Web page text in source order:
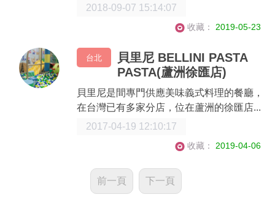
2018-09-07 15:14:07
收藏： 2019-05-23
台北
貝里尼 BELLINI PASTA
PASTA(蘆洲徐匯店)
貝里尼是間專門供應美味義式料理的餐廳，
在台灣已有多家分店，位在蘆洲的徐匯店...
2017-04-19 12:10:17
收藏： 2019-04-06
前一頁 下一頁